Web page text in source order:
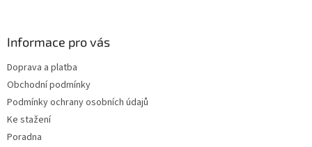
Informace pro vás
Doprava a platba
Obchodní podmínky
Podmínky ochrany osobních údajů
Ke stažení
Poradna